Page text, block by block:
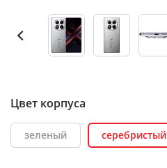
Цвет корпуса
зеленый серебристый